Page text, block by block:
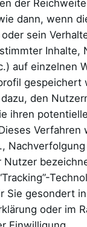
der
dann, wenn
sein
Inhalte,
auf einzelnen
gespeichert
den
ihren
Verfahren
Nutzer
Sie gesondert
oder im